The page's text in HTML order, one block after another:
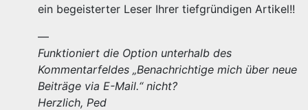
ein begeisterter Leser Ihrer tiefgründigen Artikel!!
—
Funktioniert die Option unterhalb des
Kommentarfeldes „Benachrichtige mich über neue
Beiträge via E-Mail.“ nicht?
Herzlich, Ped